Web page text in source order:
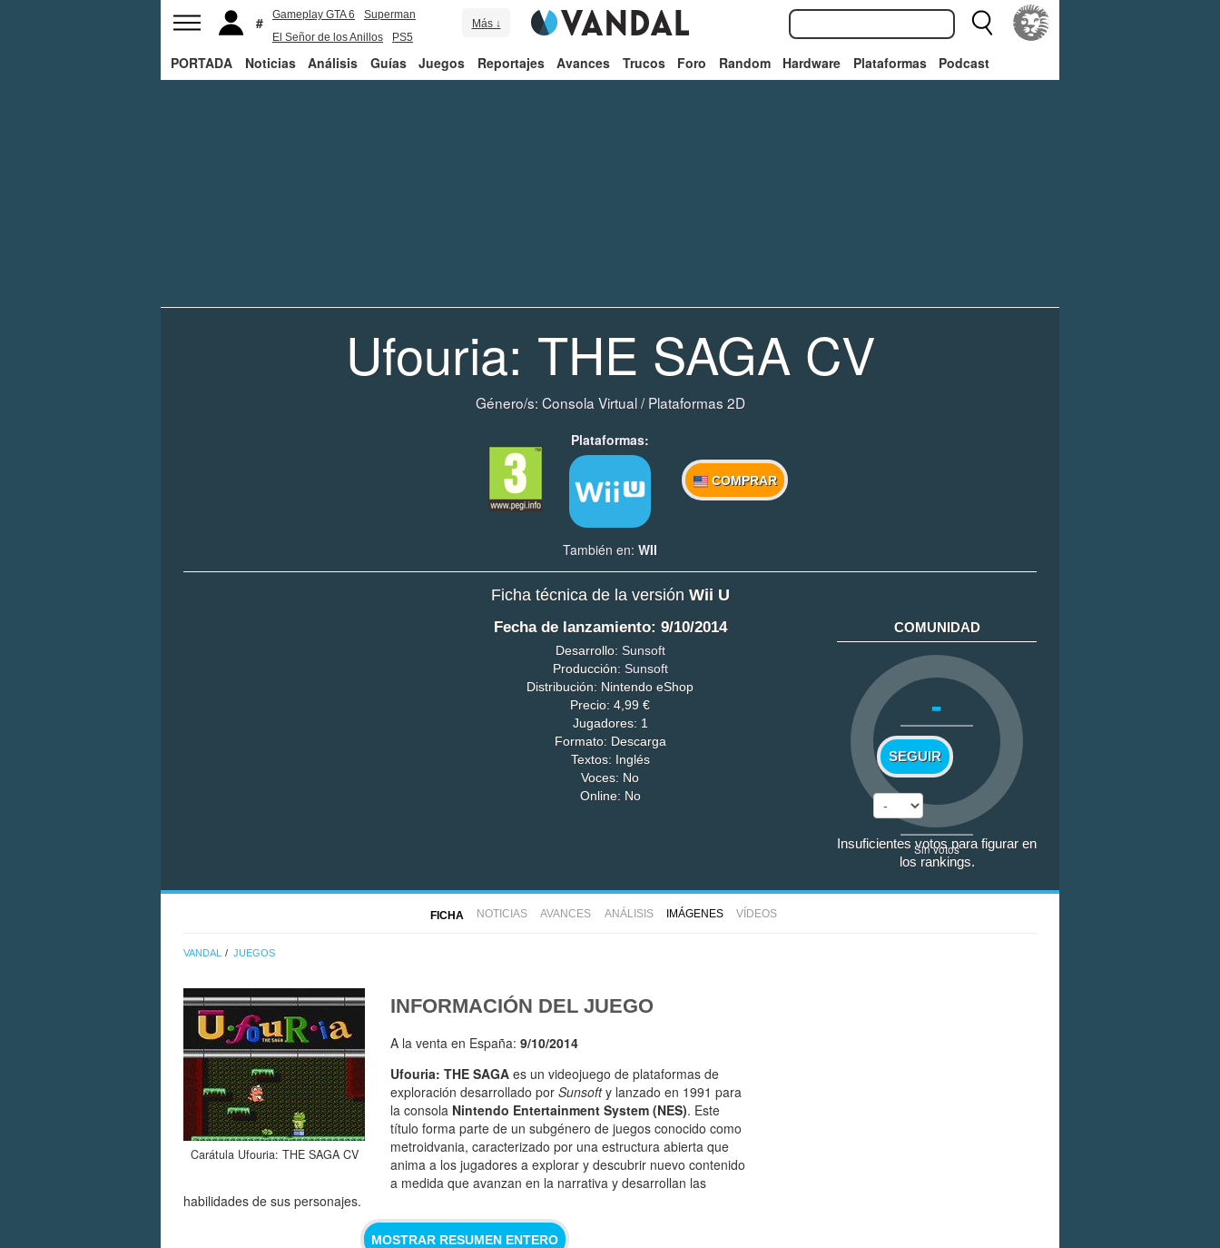
Gameplay GTA 6
Superman
El Señor de los Anillos
PS5
Más ↓
PORTADA Noticias Análisis Guías Juegos Reportajes Avances Trucos Foro Random Hardware Plataformas Podcast
Ufouria: THE SAGA CV
Género/s: Consola Virtual/Plataformas 2D
Plataformas:
COMPRAR
También en: WII
Ficha técnica de la versión Wii U
Fecha de lanzamiento: 9/10/2014
Desarrollo: Sunsoft
Producción: Sunsoft
Distribución: Nintendo eShop
Precio: 4,99 €
Jugadores: 1
Formato: Descarga
Textos: Inglés
Voces: No
Online: No
COMUNIDAD
-
SEGUIR
Sin votos
Insuficientes votos para figurar en
los rankings.
FICHA NOTICIAS AVANCES ANÁLISIS IMÁGENES VÍDEOS
VANDAL JUEGOS
Carátula Ufouria: THE SAGA CV
INFORMACIÓN DEL JUEGO
A la venta en España: 9/10/2014
Ufouria: THE SAGA es un videojuego de plataformas de
exploración desarrollado por Sunsofty lanzado en 1991 para
la consola Nintendo Entertainment System (NES). Este
título forma parte de un subgénero de juegos conocido como
metroidvania, caracterizado por una estructura abierta que
anima a los jugadores a explorar y descubrir nuevo contenido
a medida que avanzan en la narrativa y desarrollan las
habilidades de sus personajes.
MOSTRAR RESUMEN ENTERO